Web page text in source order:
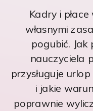
Kadry i
własnymi
pogubić.
nauczyciela
przysługuje
i jakie
poprawnie